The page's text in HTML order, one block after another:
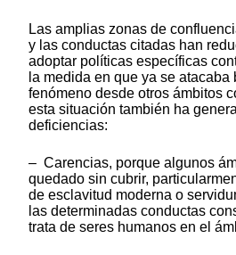
Las amplias zonas de
y las conductas citadas han
adoptar políticas específicas
la medida en que ya se atacaba
fenómeno desde otros ámbitos
esta situación también ha
deficiencias:
– Carencias, porque algunos
quedado sin cubrir,
de esclavitud moderna o
las determinadas conductas
trata de seres humanos en el